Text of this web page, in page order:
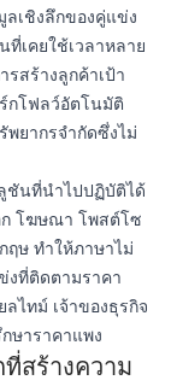
เชิงลึกของคู่แข่ง
เคยใช้เวลาหลาย
รสร้างลูกค้าเป้า
กโฟลว์อัตโนมัติ
พยากรจำกัดซึ่งไม่
ชันที่นำไปปฏิบัติได้
ก โฆษณา โพสต์โซ
ฤษ ทำให้ภาษาไม่
งที่ติดตามราคา
ไทม์ เจ้าของธุรกิจ
ษาราคาแพง
สร้างความ